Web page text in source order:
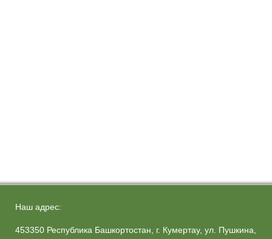
Наш адрес:
453350 Республика Башкортостан, г. Кумертау, ул. Пушкина,